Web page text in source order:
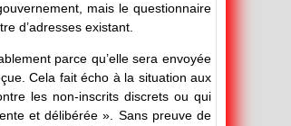
mais le questionnaire
d’adresses existant.
parce qu’elle sera envoyée
Cela fait écho à la situation aux
les non-inscrits discrets ou qui
et délibérée ». Sans preuve de